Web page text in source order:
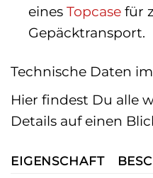
eines Topcasefür
Gepäcktransport.
Technische Daten
Hier findest Du alle
Details auf einen
EIGENSCHAFT